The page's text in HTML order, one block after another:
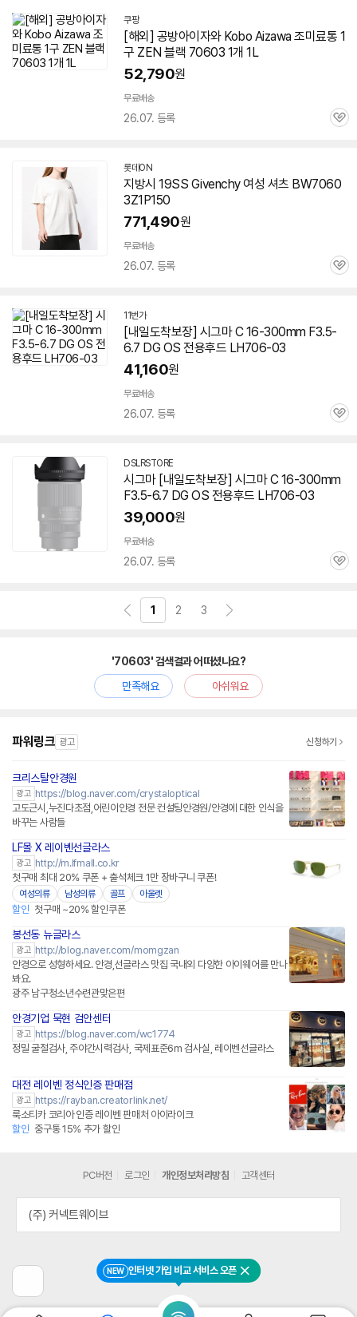
쿠팡
[해외] 공방아이자와 Kobo Aizawa 조미료통 1
구 ZEN 블랙 70603 1개 1L
52,790원
무료배송
26.07. 등록
관
롯데ON
지방시 19SS Givenchy 여성 셔츠 BW7060
3Z1P150
771,490원
무료배송
26.07. 등록
관
11번가
[내일도착보장] 시그마 C 16-300mm F3.5-
6.7 DG OS 전용후드 LH706-03
41,160원
무료배송
26.07. 등록
관
DSLRSTORE네
이
버
이
시그마 [내일도착보장] 시그마 C 16-300mm
F3.5-6.7 DG OS 전용후드 LH706-03
39,000원
무료배송
26.07. 등록
관
1 2 3
'70603' 검색결과 어떠셨나요?
만족해요
아쉬워요
파워링크 광고 신청하기
크리스탈안경원
광고 https://blog.naver.com/crystaloptical
고도근시,누진다초점,어린이안경 전문 컨설팅안경원/안경에 대한 인식을
바꾸는 사람들
LF몰 X 레이벤선글라스
광고 http://m.lfmall.co.kr
첫구매 최대 20% 쿠폰 + 출석체크 1만 장바구니 쿠폰!
여성의류 남성의류 골프 아울렛
할인 첫구매 ~20% 할인쿠폰
봉선동 뉴글라스
광고 http://blog.naver.com/momgzan
안경으로 성형하세요. 안경,선글라스 맛집 국내외 다양한 아이웨어를 만나
봐요.
광주 남구청소년수련관맞은편
안경기업 묵현 검안센터
광고 https://blog.naver.com/wc1774
정밀 굴절검사, 주야간시력검사, 국제표준6m 검사실, 레이벤선글라스
대전 레이벤 정식인증 판매점
광고 https://rayban.creatorlink.net/
룩소티카 코리아 인증 레이벤 판매처 아이라이크
할인 중구통 15% 추가 할인
전
페
NEW 인터넷 가입 비교 서비스 오픈 닫기
PC버전 로그인 개인정보처리방침 고객센터
(주) 커넥트웨이브